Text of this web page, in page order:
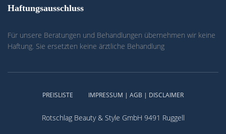
Haftungsausschluss
Für unsere Beratungen und Behandlungen übernehmen wir keine
Haftung. Sie ersetzten keine ärztliche Behandlung
PREISLISTE IMPRESSUM | AGB | DISCLAIMER
Rotschlag Beauty & Style GmbH 9491 Ruggell